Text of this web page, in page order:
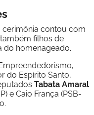
cerimônia contou com
filhos de
do homenageado.
do Espírito Santo,
Tabata Amaral
e Caio França (PSB-